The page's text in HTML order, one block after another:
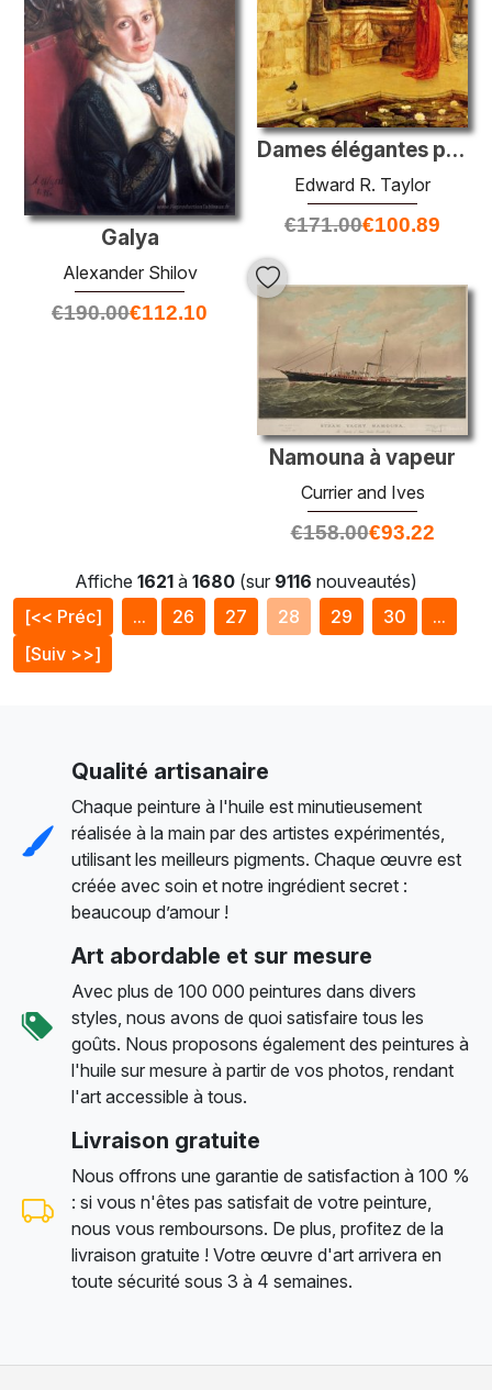
Dames élégantes par une fontaine
Edward R. Taylor
€171.00€100.89
Galya
Alexander Shilov
€190.00€112.10
Namouna à vapeur
Currier and Ives
€158.00€93.22
Affiche 1621 à 1680 (sur 9116 nouveautés)
[<< Préc]
... 26 27 28 29 30
...
[Suiv >>]
Qualité artisanaire
Chaque peinture à l'huile est minutieusement
réalisée à la main par des artistes expérimentés,
utilisant les meilleurs pigments. Chaque œuvre est
créée avec soin et notre ingrédient secret :
beaucoup d’amour !
Art abordable et sur mesure
Avec plus de 100 000 peintures dans divers
styles, nous avons de quoi satisfaire tous les
goûts. Nous proposons également des peintures à
l'huile sur mesure à partir de vos photos, rendant
l'art accessible à tous.
Livraison gratuite
Nous offrons une garantie de satisfaction à 100 %
: si vous n'êtes pas satisfait de votre peinture,
nous vous remboursons. De plus, profitez de la
livraison gratuite ! Votre œuvre d'art arrivera en
toute sécurité sous 3 à 4 semaines.